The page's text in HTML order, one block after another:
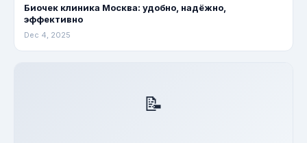
Биочек клиника Москва: удобно, надёжно,
эффективно
Dec 4, 2025
📝